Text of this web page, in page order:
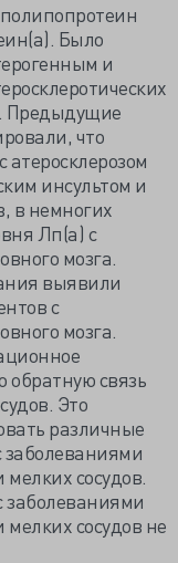
Было
и
Предыдущие
что
инсультом и
в немногих
Лп(а) с
мозга.
выявили
с
мозга.
обратную связь
Это
различные
сосудов.
заболеваниями
сосудов не